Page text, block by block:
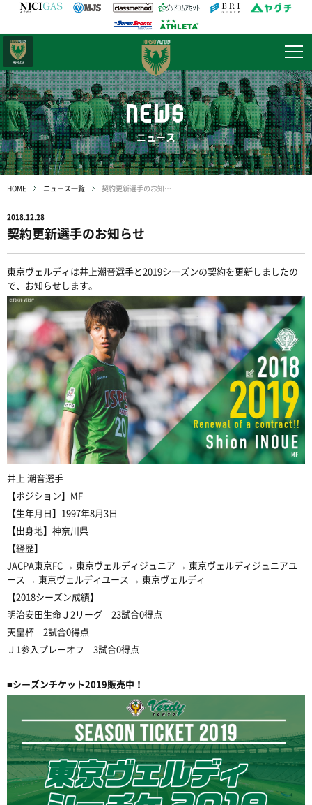
NEWS
ニュース
HOME ニュース一覧 契約更新選手のお知らせ
2018.12.28
契約更新選手のお知らせ
東京ヴェルディは井上潮音選手と2019シーズンの契約を更新しましたの
で、お知らせします。
井上 潮音選手
【ポジション】MF
【生年月日】1997年8月3日
【出身地】神奈川県
【経歴】
JACPA東京FC → 東京ヴェルディジュニア → 東京ヴェルディジュニアユ
ース → 東京ヴェルディユース → 東京ヴェルディ
【2018シーズン成績】
明治安田生命Ｊ2リーグ 23試合0得点
天皇杯 2試合0得点
Ｊ1参入プレーオフ 3試合0得点
■シーズンチケット2019販売中！